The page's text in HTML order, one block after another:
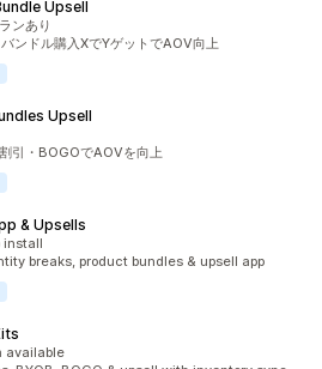
Upsell
件
ンあり
ンドル購入XでYゲットでAOV向上
Upsell
引・BOGOでAOVを向上
& Upsells
件
install
breaks, product bundles & upsell app
available